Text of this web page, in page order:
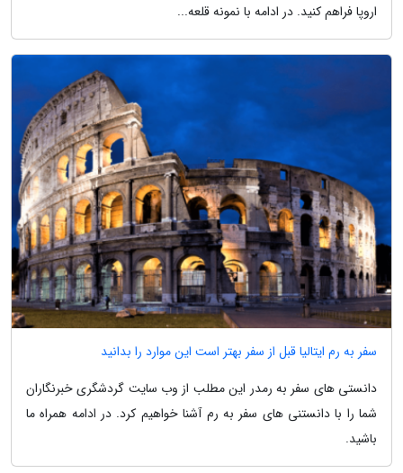
اروپا فراهم کنید. در ادامه با نمونه قلعه...
سفر به رم ایتالیا قبل از سفر بهتر است این موارد را بدانید
دانستی های سفر به رمدر این مطلب از وب سایت گردشگری خبرنگاران
شما را با دانستنی های سفر به رم آشنا خواهیم کرد. در ادامه همراه ما
باشید.